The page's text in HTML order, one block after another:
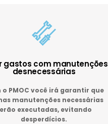
gastos com manutenções
desnecessárias
o PMOC você irá garantir que
manutenções necessárias
executadas, evitando
desperdícios.